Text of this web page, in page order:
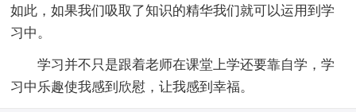
如此，如果我们吸取了知识的精华我们就可以运用到学
习中。
学习并不只是跟着老师在课堂上学还要靠自学，学
习中乐趣使我感到欣慰，让我感到幸福。